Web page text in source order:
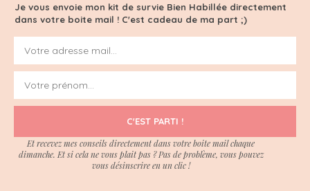
Je vous envoie mon kit de survie Bien Habillée directement
dans votre boite mail ! C'est cadeau de ma part ;)
C'EST PARTI !
Et recevez mes conseils directement dans votre boite mail chaque
dimanche. Et si cela ne vous plait pas ? Pas de problème, vous pouvez
vous désinscrire en un clic !